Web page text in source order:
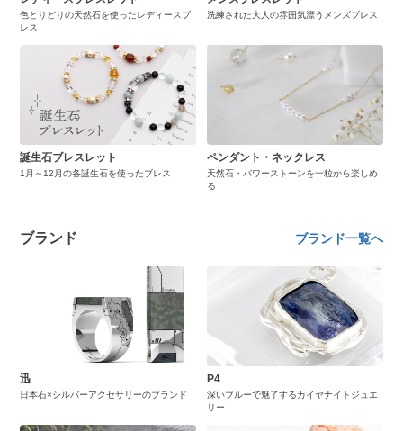
色とりどりの天然石を使ったレディースブ
レス
洗練された大人の雰囲気漂うメンズブレス
誕生石ブレスレット
1月～12月の各誕生石を使ったブレス
ペンダント・ネックレス
天然石・パワーストーンを一粒から楽しめ
る
ブランド ブランド一覧へ
迅
日本石×シルバーアクセサリーのブランド
P4
深いブルーで魅了するカイヤナイトジュエ
リー